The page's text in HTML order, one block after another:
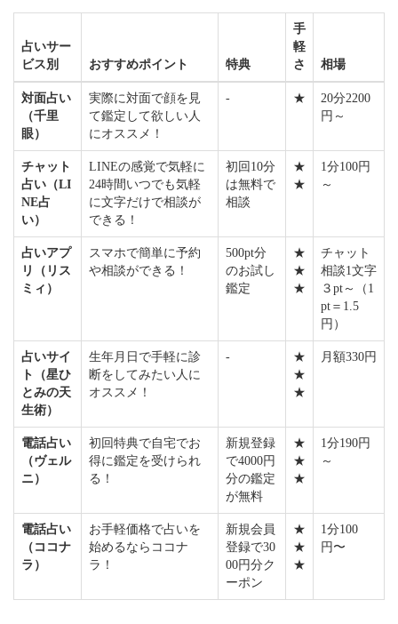
占いサー
ビス別
おすすめポイント 特典
手
軽
さ
相場
対面占い
（千里
眼）
実際に対面で顔を見
て鑑定して欲しい人
にオススメ！
- ★
20分2200
円～
チャット
占い（LI
NE占
い）
LINEの感覚で気軽に
24時間いつでも気軽
に文字だけで相談が
できる！
初回10分
は無料で
相談
★
★
1分100円
～
占いアプ
リ（リス
ミィ）
スマホで簡単に予約
や相談ができる！
500pt分
のお試し
鑑定
★
★
★
チャット
相談1文字
３pt～（1
pt＝1.5
円）
占いサイ
ト（星ひ
とみの天
生術）
生年月日で手軽に診
断をしてみたい人に
オススメ！
-
★
★
★
月額330円
電話占い
（ヴェル
ニ）
初回特典で自宅でお
得に鑑定を受けられ
る！
新規登録
で4000円
分の鑑定
が無料
★
★
★
1分190円
～
電話占い
（ココナ
ラ）
お手軽価格で占いを
始めるならココナ
ラ！
新規会員
登録で30
00円分ク
ーポン
★
★
★
1分100
円〜